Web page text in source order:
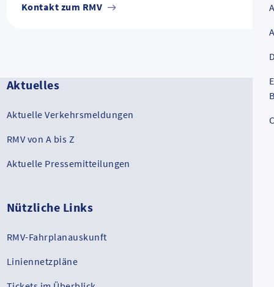
Kontakt zum RMV
Aktuelles
Aktuelle Verkehrsmeldungen
RMV von A bis Z
Aktuelle Pressemitteilungen
Nützliche Links
RMV-Fahrplanauskunft
Liniennetzpläne